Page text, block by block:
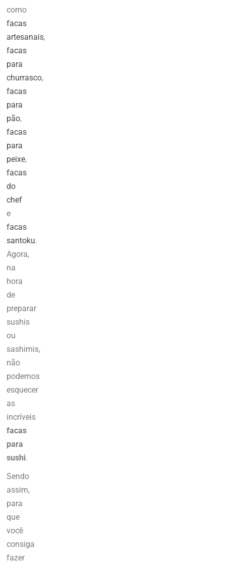
como
facas
artesanais,
facas
para
churrasco,
facas
para
pão,
facas
para
peixe,
facas
do
chef
e
facas
santoku.
Agora,
na
hora
de
preparar
sushis
ou
sashimis,
não
podemos
esquecer
as
incríveis
facas
para
sushi.
Sendo
assim,
para
que
você
consiga
fazer